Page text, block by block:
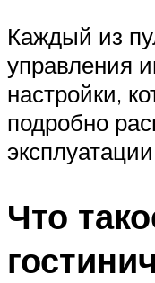
Каждый из
управления
настройки,
подробно
Что